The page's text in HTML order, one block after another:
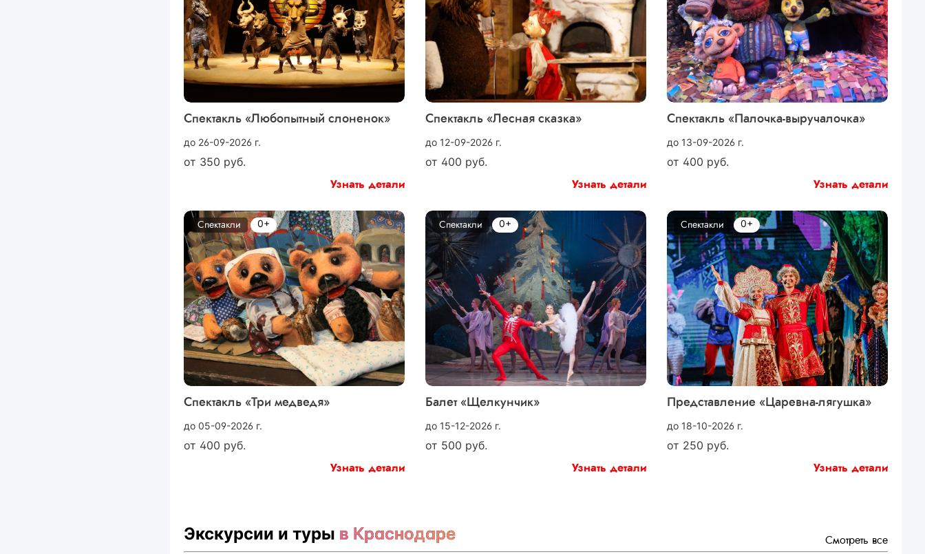
Спектакль «Любопытный слоненок»
до 26-09-2026 г.
от 350 руб.
Узнать детали
Спектакль «Лесная сказка»
до 12-09-2026 г.
от 400 руб.
Узнать детали
Спектакль «Палочка-выручалочка»
до 13-09-2026 г.
от 400 руб.
Узнать детали
Спектакль «Три медведя»
до 05-09-2026 г.
от 400 руб.
Спектакли 0+
Узнать детали
Балет «Щелкунчик»
до 15-12-2026 г.
от 500 руб.
Спектакли 0+
Узнать детали
Представление «Царевна-лягушка»
до 18-10-2026 г.
от 250 руб.
Спектакли 0+
Узнать детали
Экскурсии и туры в Краснодаре Смотреть все